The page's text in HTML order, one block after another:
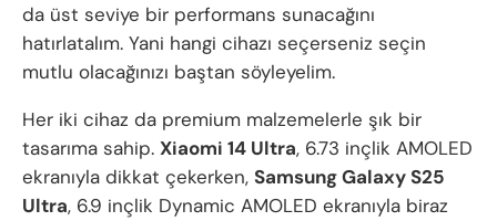
da üst seviye bir performans sunacağını
hatırlatalım. Yani hangi cihazı seçerseniz seçin
mutlu olacağınızı baştan söyleyelim.
Her iki cihaz da premium malzemelerle şık bir
tasarıma sahip. Xiaomi 14 Ultra, 6.73 inçlik AMOLED
ekranıyla dikkat çekerken, Samsung Galaxy S25
Ultra, 6.9 inçlik Dynamic AMOLED ekranıyla biraz